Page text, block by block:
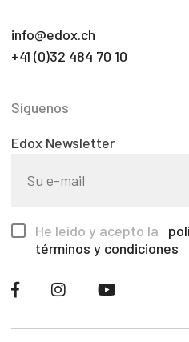
info@edox.ch
+41 (0)32 484 70 10
Síguenos
Edox Newsletter
He leído y acepto la
términos y condiciones